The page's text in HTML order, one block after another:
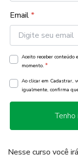
Email*
Aceito receber conteúdo
momento. *
Ao clicar em Cadastrar,
igualmente, confirma
Nesse curso você